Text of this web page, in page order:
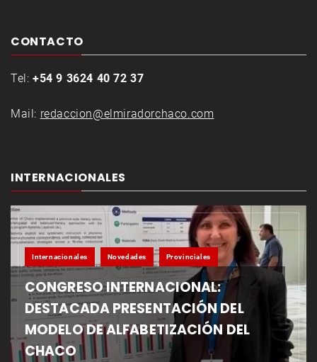
CONTACTO
Tel: +54 9 3624 40 72 37
Mail: redaccion@elmiradorchaco.com
INTERNACIONALES
Internacionales Novedades Provinciales
CONGRESO INTERNACIONAL:
DESTACADA PRESENTACIÓN DEL
MODELO DE ALFABETIZACIÓN DEL
CHACO